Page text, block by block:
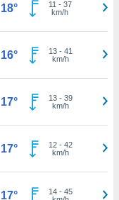
18° 11 - 37
km/h
16° 13- 41
km/h
17° 13- 39
km/h
17° 12- 42
km/h
17° 14- 45